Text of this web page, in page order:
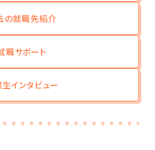
の就職先紹介
職サポート
インタビュー